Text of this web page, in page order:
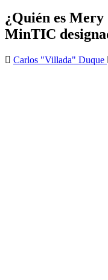
¿Quién es
MinTIC
Carlos "Villada" Duque